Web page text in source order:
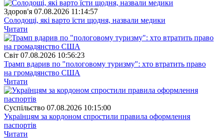
Здоров'я 07.08.2026 11:14:57
Солодощі, які варто їсти щодня, назвали медики
Читати
Свiт 07.08.2026 10:56:23
Трамп вдарив по "пологовому туризму": хто втратить право
на громадянство США
Читати
Суспiльство 07.08.2026 10:15:00
Українцям за кордоном спростили правила оформлення
паспортів
Читати